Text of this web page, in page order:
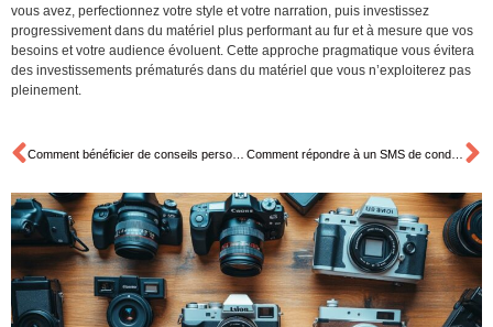
vous avez, perfectionnez votre style et votre narration, puis investissez
progressivement dans du matériel plus performant au fur et à mesure que vos
besoins et votre audience évoluent. Cette approche pragmatique vous évitera
des investissements prématurés dans du matériel que vous n’exploiterez pas
pleinement.
Comment répondre à un SMS de condoléances à un ami ? Guide pour conclure sur une touche d’espoir